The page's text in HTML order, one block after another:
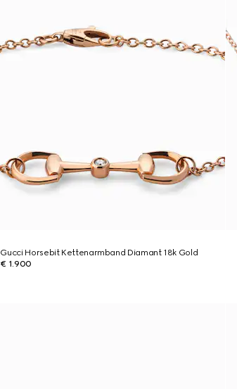
Gucci Horsebit Kettenarmband Diamant 18k Gold
€ 1.900